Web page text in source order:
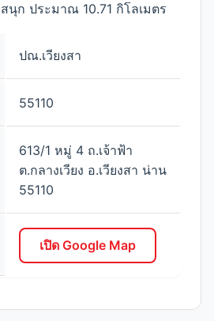
นุก ประมาณ 10.71 กิโลเมตร
ปณ.เวียงสา
55110
613/1 หมู่ 4 ถ.เจ้าฟ้า
ต.กลางเวียง อ.เวียงสา น่าน
55110
เปิด Google Map